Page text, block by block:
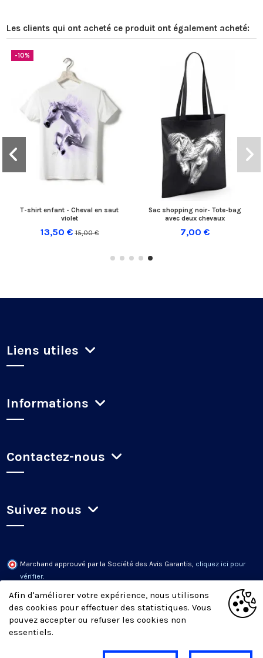
Les clients qui ont acheté ce produit ont également acheté:
-10%
T-shirt enfant - Cheval en saut
violet
13,50 €15,00 €
Sac shopping noir- Tote-bag
avec deux chevaux
7,00 €
Liens utiles
Informations
Contactez-nous
Afin d'améliorer votre expérience, nous utilisons
des cookies pour effectuer des statistiques. Vous
pouvez accepter ou refuser les cookies non
essentiels.
Marchand approuvé par la Société des Avis Garantis, cliquez ici pour
vérifier.
Suivez nous
Tous droits réservés © LOCOMOTIF - 2016 / 2026